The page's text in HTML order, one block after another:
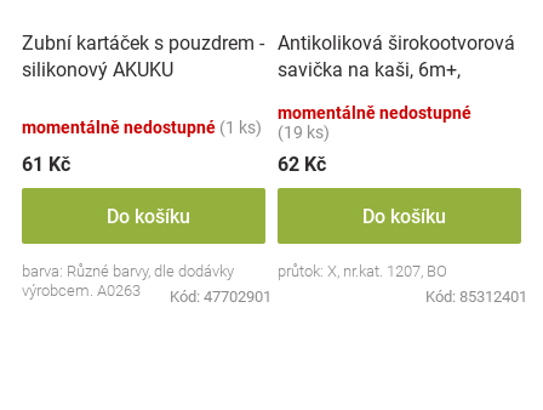
Zubní kartáček s pouzdrem -
silikonový AKUKU
momentálně nedostupné (1 ks)
61 Kč
Do košíku
barva: Různé barvy, dle dodávky
výrobcem. A0263
Kód: 47702901
Antikoliková širokootvorová
savička na kaši, 6m+,
momentálně nedostupné
(19 ks)
62 Kč
Do košíku
průtok: X, nr.kat. 1207, BO
Kód: 85312401